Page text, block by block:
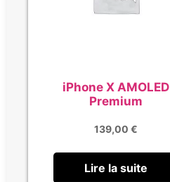
iPhone X AMOLED
Premium
139,00 €
Lire la suite